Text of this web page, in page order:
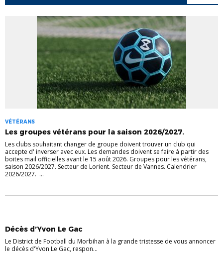
VÉTÉRANS
Les groupes vétérans pour la saison 2026/2027.
Les clubs souhaitant changer de groupe doivent trouver un club qui
accepte d' inverser avec eux. Les demandes doivent se faire à partir des
boites mail officielles avant le 15 août 2026. Groupes pour les vétérans,
saison 2026/2027. Secteur de Lorient. Secteur de Vannes. Calendrier
2026/2027. ...
Décès d’Yvon Le Gac
Le District de Football du Morbihan à la grande tristesse de vous annoncer
le décès d'Yvon Le Gac, respon...